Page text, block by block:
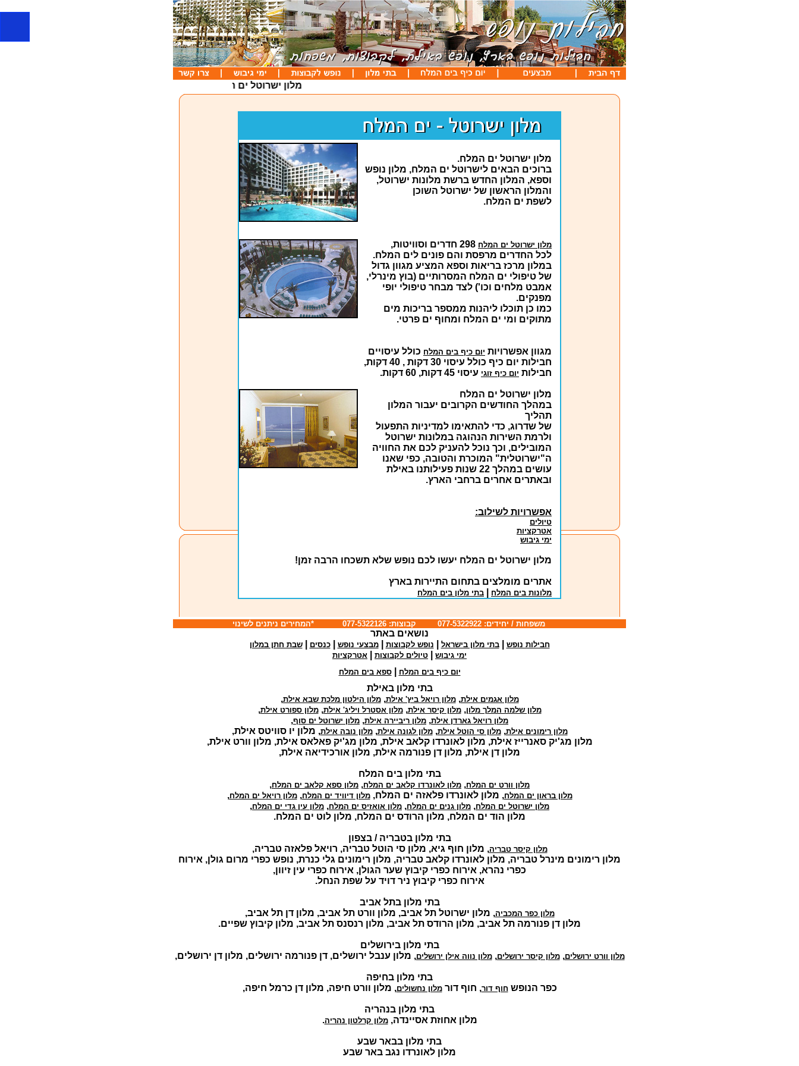
מלון ישרוטל ים המלח, מלונות בים המלח, נופש קבוצות, משפחות
מלון ישרוטל ים המלח.
ברוכים הבאים לישרוטל ים המלח, מלון נופש
וספא, המלון החדש ברשת מלונות ישרוטל,
והמלון הראשון של ישרוטל השוכן
לשפת ים המלח.
מלון ישרוטל ים המלח
לכל החדרים מרפסת והם פונים לים המלח.
במלון מרכז בריאות וספא המציע מגוון גדול
של טיפולי ים המלח המסרותיים (בוץ מינרלי,
אמבט מלחים וכו') לצד מבחר טיפולי יופי
מפנקים.
כמו כן תוכלו ליהנות ממספר בריכות מים
מתוקים ומי ים המלח ומחוף ים פרטי.
מגוון אפשרויות יום כיף בים המלח כולל עיסויים
חבילות יום כיף כולל עיסוי 30 דקות , 40 דקות,
חבילות יום כיף זוגי עיסוי 45 דקות, 60 דקות.
מלון ישרוטל ים המלח
במהלך החודשים הקרובים יעבור המלון
תהליך
של שדרוג, כדי להתאימו למדיניות התפעול
ולרמת השירות הנהוגה במלונות ישרוטל
המובילים, וכך נוכל להעניק לכם את החוויה
ה"ישרוטלית" המוכרת והטובה, כפי שאנו
עושים במהלך 22 שנות פעילותנו באילת
ובאתרים אחרים ברחבי הארץ.
אפשרויות לשילוב:
טיולים
אטרקציות
ימי גיבוש
מלון ישרוטל ים המלח יעשו לכם נופש שלא תשכחו הרבה זמן!
אתרים מומלצים בתחום התיירות בארץ
מלונות בים המלח בתי מלון בים המלח
משפחות / יחידים: 077-5322922 קבוצות: 077-5322126 *המחירים ניתנים לשינוי
נושאים באתר
חבילות נופש |בתי מלון בישראל נופש לקבוצות |מבצעי נופש |כנסים |שבת חתן במלון
ימי גיבוש
טיולים לקבוצות
אטרקציות
יום כיף בים המלח
|ספא בים המלח
בתי מלון באילת
מלון אגמים אילת,מלון רויאל ביץ' אילת,מלון הילטון מלכת שבא אילת,
מלון שלמה המלך מלון,מלון קיסר אילת,מלון אסטרל ויליג' אילת,מלון ספורט אילת,
מלון רויאל גארדן אילת, מלון ריביירה אילת, מלון ישרוטל ים סוף,
מלון רימונים אילת,מלון סי הוטל אילת,מלון לגונה אילת,מלון נובה אילת, מלון יו סוויטס אילת,
מלון מג'יק סאנרייז אילת, מלון לאונרדו קלאב אילת, מלון מג'יק פאלאס אילת, מלון וורט אילת,
מלון דן אילת, מלון דן פנורמה אילת, מלון אורכידיאה אילת,
בתי מלון בים המלח
מלון וורט ים המלח, מלון לאונרדו קלאב ים המלח, מלון ספא קלאב ים המלח,
מלון בראון ים המלח, מלון לאונרדו פלאזה ים המלח,מלון דיוויד ים המלח,מלון רויאל ים המלח,
מלון ישרוטל ים המלח, מלון גנים ים המלח, מלון אואזיס ים המלח, מלון עין גדי ים המלח,
מלון הוד ים המלח, מלון הרודס ים המלח, מלון לוט ים המלח.
בתי מלון בטבריה / בצפון
מלון קיסר טבריה, מלון חוף גיא, מלון סי הוטל טבריה, רויאל פלאזה טבריה,
מלון רימונים מינרל טבריה, מלון לאונרדו קלאב טבריה, מלון רימונים גלי כנרת, נופש כפרי מרום גולן, אירוח
כפרי נהרא, אירוח כפרי קיבוץ שער הגולן, אירוח כפרי עין זיוון,
אירוח כפרי קיבוץ ניר דויד על שפת הנחל.
בתי מלון בתל אביב
מלון כפר המכביה, מלון ישרוטל תל אביב, מלון וורט תל אביב, מלון דן תל אביב,
מלון דן פנורמה תל אביב, מלון הרודס תל אביב, מלון רנסנס תל אביב, מלון קיבוץ שפיים.
בתי מלון בירושלים
מלון וורט ירושלים,מלון קיסר ירושלים,מלון נווה אילן ירושלים, מלון ענבל ירושלים, דן פנורמה ירושלים, מלון דן ירושלים,
בתי מלון בחיפה
כפר הנופש חוף דור, חוף דורמלון נחשולים, מלון וורט חיפה, מלון דן כרמל חיפה,
בתי מלון בנהריה
מלון אחוזת אסיינדה,מלון קרלטון נהריה.
בתי מלון בבאר שבע
מלון לאונרדו נגב באר שבע